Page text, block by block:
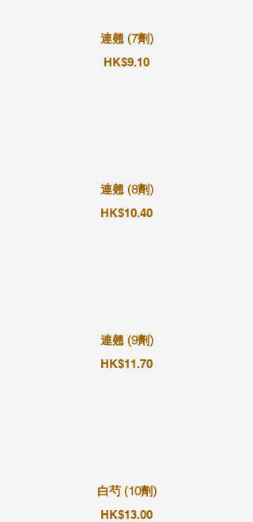
連翹 (7劑)
HK$9.10
連翹 (8劑)
HK$10.40
連翹 (9劑)
HK$11.70
白芍 (10劑)
HK$13.00